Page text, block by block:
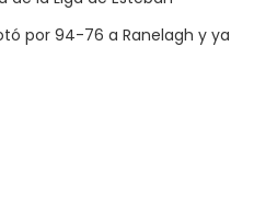
por 94-76 a Ranelagh y ya